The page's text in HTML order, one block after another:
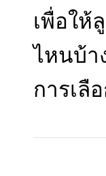
เพื่อให้
ไหนบ้า
การเลื